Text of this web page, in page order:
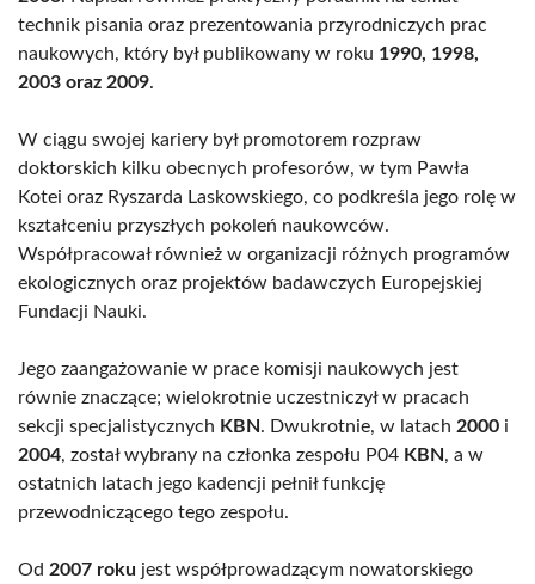
technik pisania oraz prezentowania przyrodniczych prac
naukowych, który był publikowany w roku 1990, 1998,
2003 oraz 2009.
W ciągu swojej kariery był promotorem rozpraw
doktorskich kilku obecnych profesorów, w tym Pawła
Kotei oraz Ryszarda Laskowskiego, co podkreśla jego rolę w
kształceniu przyszłych pokoleń naukowców.
Współpracował również w organizacji różnych programów
ekologicznych oraz projektów badawczych Europejskiej
Fundacji Nauki.
Jego zaangażowanie w prace komisji naukowych jest
równie znaczące; wielokrotnie uczestniczył w pracach
sekcji specjalistycznych KBN. Dwukrotnie, w latach 2000 i
2004, został wybrany na członka zespołu P04 KBN, a w
ostatnich latach jego kadencji pełnił funkcję
przewodniczącego tego zespołu.
Od 2007 roku jest współprowadzącym nowatorskiego